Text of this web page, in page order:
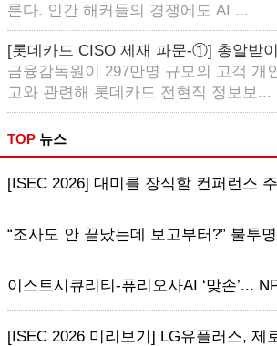
룬다. 인간 해커들의 경쟁에도 AI ...
[롯데카드 CISO 제재 파문-①] 총알받
금융감독원이 297만명 규모의 고객 개
고와 관련해 롯데카드 전현직 정보보...
TOP 뉴스
[ISEC 2026] 대미를 장식할 컨퍼런스
“조사도 안 끝났는데 보고부터?” 불투
이스트시큐리티-퓨리오사AI ‘맞손’...
[ISEC 2026 미리보기] LG유플러스, 제